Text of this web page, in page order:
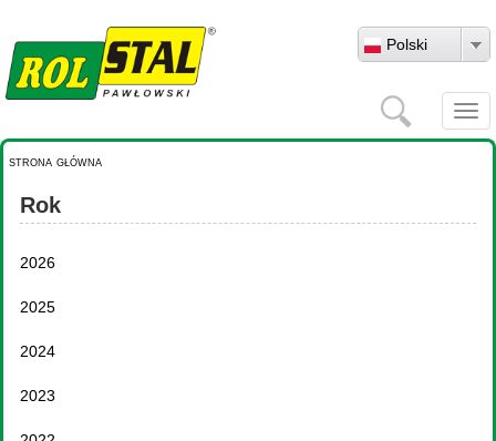
Polski
Szukaj
strona główna
Rok
2026
2025
2024
2023